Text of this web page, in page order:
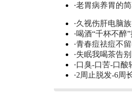
·老胃病养胃的
·久视伤肝电脑
·喝酒“千杯不醉
·青春痘祛痘不
·失眠我喝茶告
·口臭-口苦-口酸
·2周止脱发-6周